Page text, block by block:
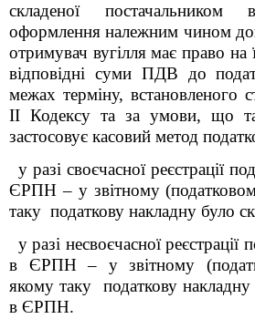
складеної
оформлення належним чином
отримувач вугілля має право на
відповідні суми ПДВ до
межах терміну, встановленого
ІІ Кодексу та за умови, що
застосовує касовий метод
у разі своєчасної реєстрації
ЄРПН – у звітному
таку податкову накладну було
у разі несвоєчасної реєстрації
в ЄРПН – у звітному
якому таку податкову накладну
в ЄРПН.